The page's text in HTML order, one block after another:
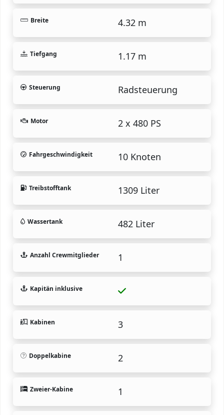
Breite 4.32 m
Tiefgang 1.17 m
Steuerung Radsteuerung
Motor 2 x 480 PS
Fahrgeschwindigkeit 10 Knoten
Treibstofftank 1309 Liter
Wassertank 482 Liter
Anzahl Crewmitglieder 1
Kapitän inklusive
Kabinen 3
Doppelkabine 2
Zweier-Kabine 1